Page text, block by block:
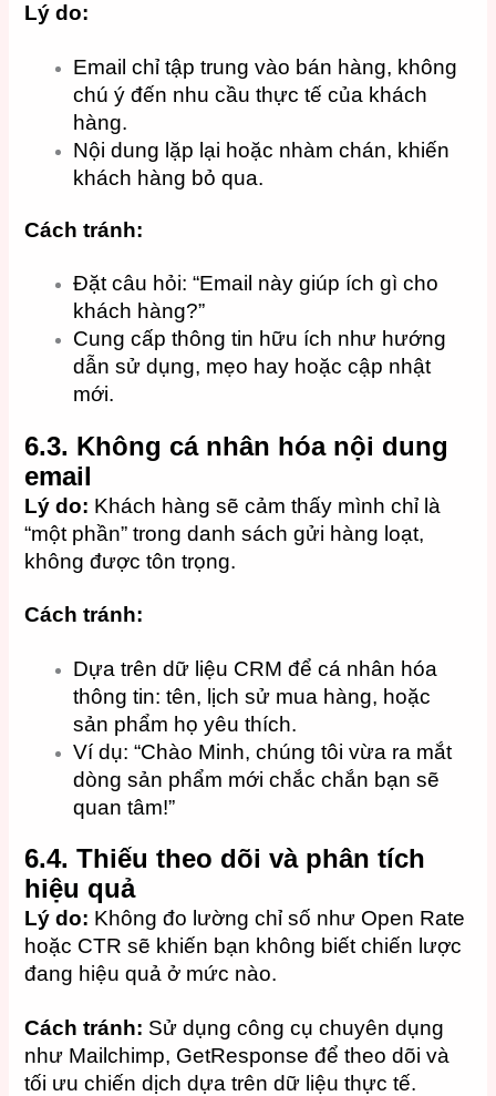
Lý do:
Email chỉ tập trung vào bán hàng, không
chú ý đến nhu cầu thực tế của khách
hàng.
Nội dung lặp lại hoặc nhàm chán, khiến
khách hàng bỏ qua.
Cách tránh:
Đặt câu hỏi: “Email này giúp ích gì cho
khách hàng?”
Cung cấp thông tin hữu ích như hướng
dẫn sử dụng, mẹo hay hoặc cập nhật
mới.
6.3. Không cá nhân hóa nội dung
email
Lý do: Khách hàng sẽ cảm thấy mình chỉ là
“một phần” trong danh sách gửi hàng loạt,
không được tôn trọng.
Cách tránh:
Dựa trên dữ liệu CRM để cá nhân hóa
thông tin: tên, lịch sử mua hàng, hoặc
sản phẩm họ yêu thích.
Ví dụ: “Chào Minh, chúng tôi vừa ra mắt
dòng sản phẩm mới chắc chắn bạn sẽ
quan tâm!”
6.4. Thiếu theo dõi và phân tích
hiệu quả
Lý do: Không đo lường chỉ số như Open Rate
hoặc CTR sẽ khiến bạn không biết chiến lược
đang hiệu quả ở mức nào.
Cách tránh: Sử dụng công cụ chuyên dụng
như Mailchimp, GetResponse để theo dõi và
tối ưu chiến dịch dựa trên dữ liệu thực tế.